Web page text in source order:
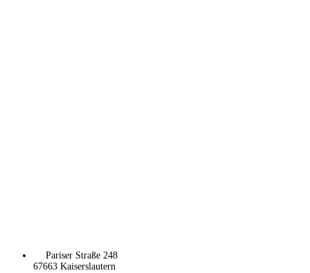
Pariser Straße 248
67663 Kaiserslautern